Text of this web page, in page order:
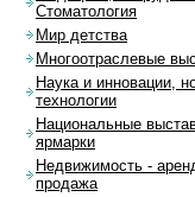
Стоматология
Мир детства
Многоотраслевые
Наука и инновации,
технологии
Национальные
ярмарки
Недвижимость -
продажа